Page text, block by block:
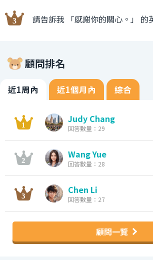
請告訴我 「感謝你的關心。」 的
顧問排名
近1周內 近1個月內 綜合
Judy Chang
回答數量：29
Wang Yue
回答數量：28
Chen Li
回答數量：27
顧問一覽